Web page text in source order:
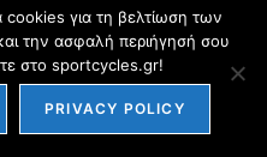
sportcycles.gr
cookies για τη βελτίωση των
την ασφαλή περιήγησή σου
στο sportcycles.gr!
PRIVACY POLICY